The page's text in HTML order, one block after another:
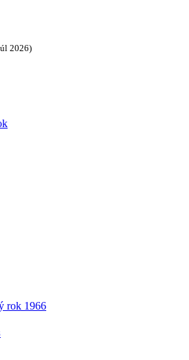
2026)